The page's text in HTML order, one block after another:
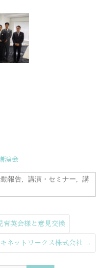
演会
動報告 講演・セミナー
講
育英会様と意見交換
ネットワークス株式会社 →